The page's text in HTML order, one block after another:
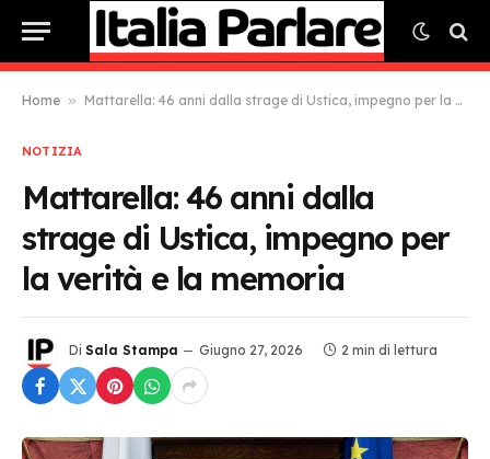
Home » Mattarella: 46 anni dalla strage di Ustica, impegno per la verità e la memoria
NOTIZIA
Mattarella: 46 anni dalla
strage di Ustica, impegno per
la verità e la memoria
Di Sala Stampa Giugno 27, 2026 2 min di lettura